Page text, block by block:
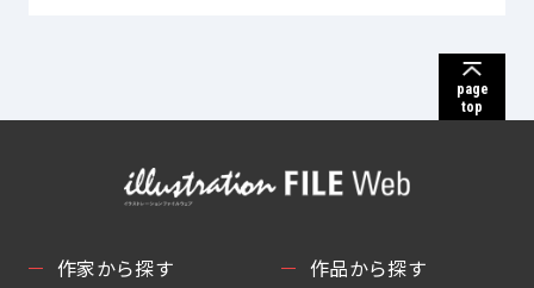
page
top
作家から探す
作品から探す